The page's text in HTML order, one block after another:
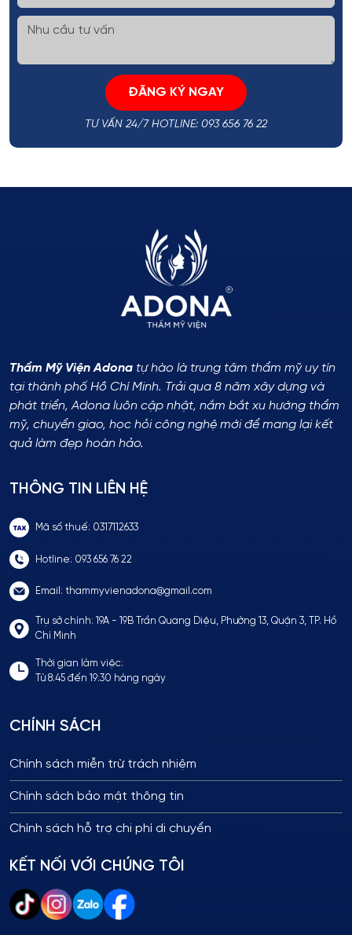
ĐĂNG KÝ NGAY
TƯ VẤN 24/7 HOTLINE: 093 656 76 22
Thẩm Mỹ Viện Adona tự hào là trung tâm thẩm mỹ uy tín
tại thành phố Hồ Chí Minh. Trải qua 8 năm xây dựng và
phát triển, Adona luôn cập nhật, nắm bắt xu hướng thẩm
mỹ, chuyển giao, học hỏi công nghệ mới để mang lại kết
quả làm đẹp hoàn hảo.
THÔNG TIN LIÊN HỆ
Mã số thuế: 0317112633
Hotline: 093 656 76 22
Email: thammyvienadona@gmail.com
Trụ sở chính: 19A - 19B Trần Quang Diệu, Phường 13, Quận 3, TP. Hồ
Chí Minh
Thời gian làm việc:
Từ 8:45 đến 19:30 hàng ngày
CHÍNH SÁCH
Chính sách miễn trừ trách nhiệm
Chính sách bảo mật thông tin
Chính sách hỗ trợ chi phí di chuyển
KẾT NỐI VỚI CHÚNG TÔI